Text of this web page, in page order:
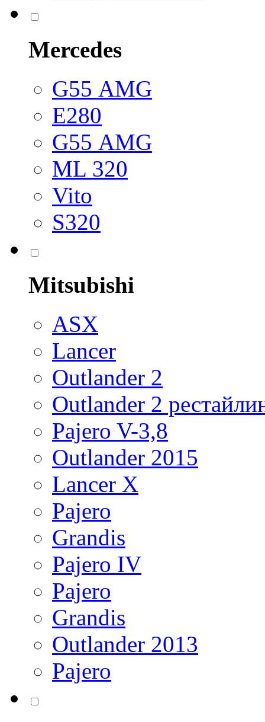
Mercedes
G55 АМG
E280
G55 АМG
ML 320
Vito
S320
Mitsubishi
ASX
Lancer
Outlander 2
Outlander 2
Pajero V-3,8
Outlander 2015
Lancer X
Pajero
Grandis
Pajero IV
Pajero
Grandis
Outlander 2013
Pajero